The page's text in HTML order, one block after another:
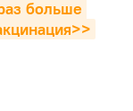
больше